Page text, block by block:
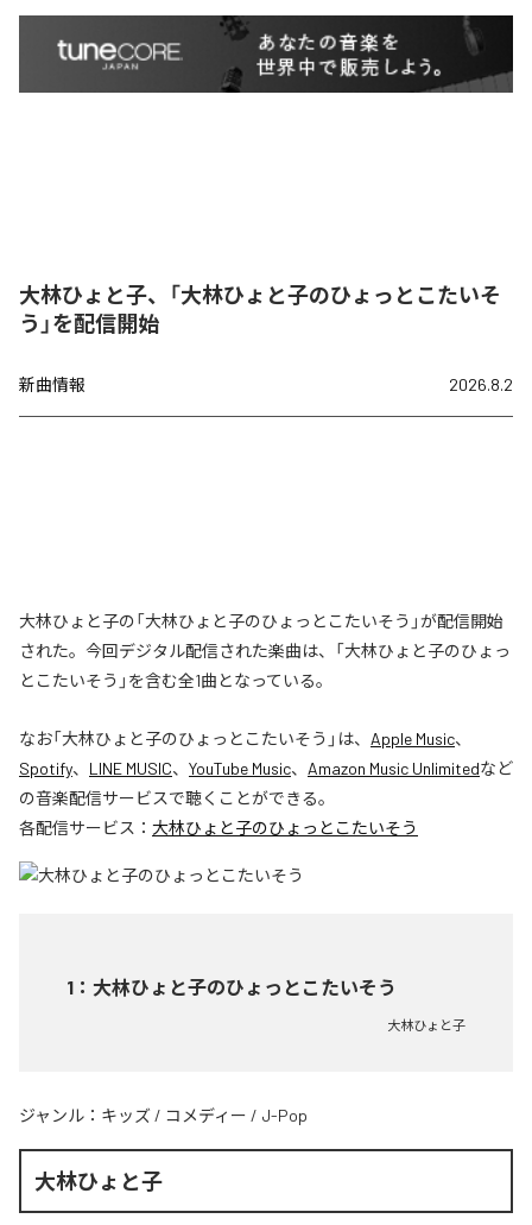
大林ひょと子、「大林ひょと子のひょっとこたいそ
う」を配信開始
新曲情報 2026.8.2
大林ひょと子の「大林ひょと子のひょっとこたいそう」が配信開始
された。今回デジタル配信された楽曲は、「大林ひょと子のひょっ
とこたいそう」を含む全1曲となっている。
なお「大林ひょと子のひょっとこたいそう 」は、 Apple Music、
Spotify、 LINE MUSIC、 YouTube Music、 Amazon Music Unlimitedなど
の音楽配信サービスで聴くことができる。
各配信サービス： 大林ひょと子のひょっとこたいそう
1 ： 大林ひょと子のひょっとこたいそう
大林ひょと子
ジャンル： キッズ / コメディー / J-Pop
大林ひょと子